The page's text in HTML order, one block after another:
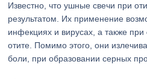
Известно, что ушные свечи при
результатом. Их применение
инфекциях и вирусах, а также при
отите. Помимо этого, они
боли, при образовании серных